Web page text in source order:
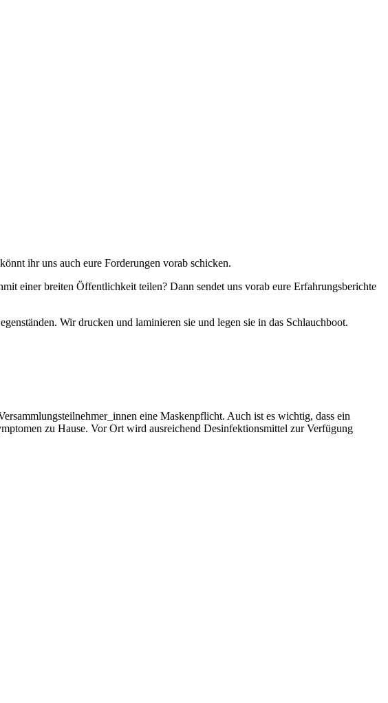
ihr uns auch eure Forderungen vorab schicken.
einer breiten Öffentlichkeit teilen? Dann sendet uns vorab eure Erfahrungsberichte
Wir drucken und laminieren sie und legen sie in das Schlauchboot.
eine Maskenpflicht. Auch ist es wichtig, dass ein
zu Hause. Vor Ort wird ausreichend Desinfektionsmittel zur Verfügung